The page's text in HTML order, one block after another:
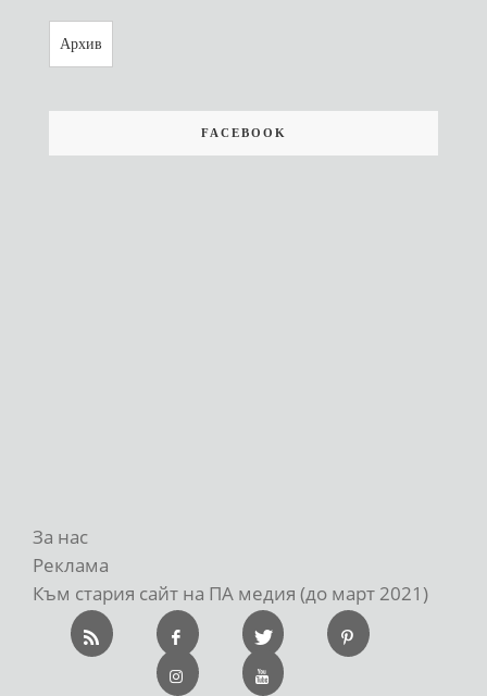
Архив
FACEBOOK
За нас
Реклама
Към стария сайт на ПА медия (до март 2021)